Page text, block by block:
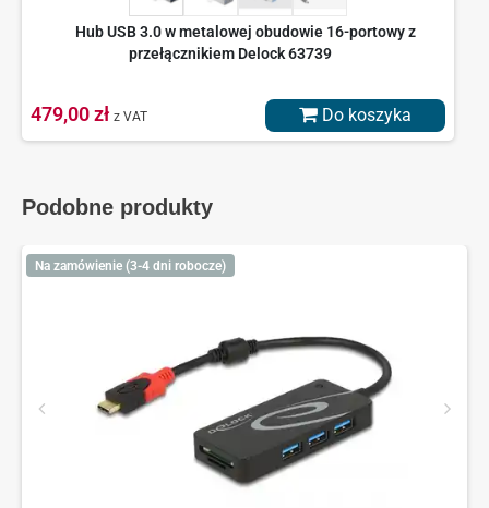
Hub USB 3.0 w metalowej obudowie 16-portowy z
przełącznikiem Delock 63739
479,00 zł z VAT Do koszyka
Podobne produkty
Na zamówienie (3-4 dni robocze)